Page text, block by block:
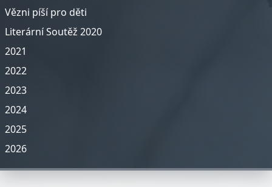
Vězni píší pro děti
Literární Soutěž 2020
2021
2022
2023
2024
2025
2026